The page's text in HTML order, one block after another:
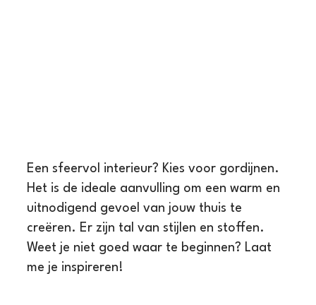
Een sfeervol interieur? Kies voor gordijnen.
Het is de ideale aanvulling om een warm en
uitnodigend gevoel van jouw thuis te
creëren. Er zijn tal van stijlen en stoffen.
Weet je niet goed waar te beginnen? Laat
me je inspireren!